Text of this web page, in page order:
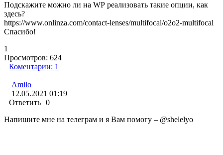
Подскажите можно ли на WP реализовать такие опции, как
здесь?
https://www.onlinza.com/contact-lenses/multifocal/o2o2-multifocal
Спасибо!
1
Просмотров: 624
Коментарии: 1
Amilo
12.05.2021 01:19
Ответить 0
Напишите мне на телеграм и я Вам помогу – @shelelyo